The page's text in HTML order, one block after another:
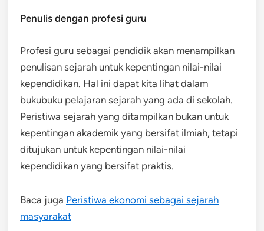
Penulis dengan profesi guru
Profesi guru sebagai pendidik akan menampilkan
penulisan sejarah untuk kepentingan nilai-nilai
kependidikan. Hal ini dapat kita lihat dalam
bukubuku pelajaran sejarah yang ada di sekolah.
Peristiwa sejarah yang ditampilkan bukan untuk
kepentingan akademik yang bersifat ilmiah, tetapi
ditujukan untuk kepentingan nilai-nilai
kependidikan yang bersifat praktis.
Baca juga Peristiwa ekonomi sebagai sejarah
masyarakat